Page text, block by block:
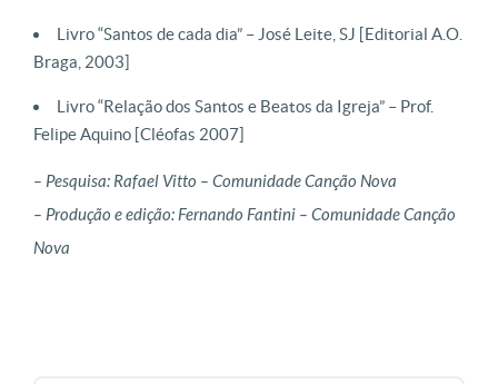
Livro “Santos de cada dia” – José Leite, SJ [Editorial A.O.
Braga, 2003]
Livro “Relação dos Santos e Beatos da Igreja” – Prof.
Felipe Aquino [Cléofas 2007]
– Pesquisa: Rafael Vitto – Comunidade Canção Nova
– Produção e edição: Fernando Fantini – Comunidade Canção
Nova